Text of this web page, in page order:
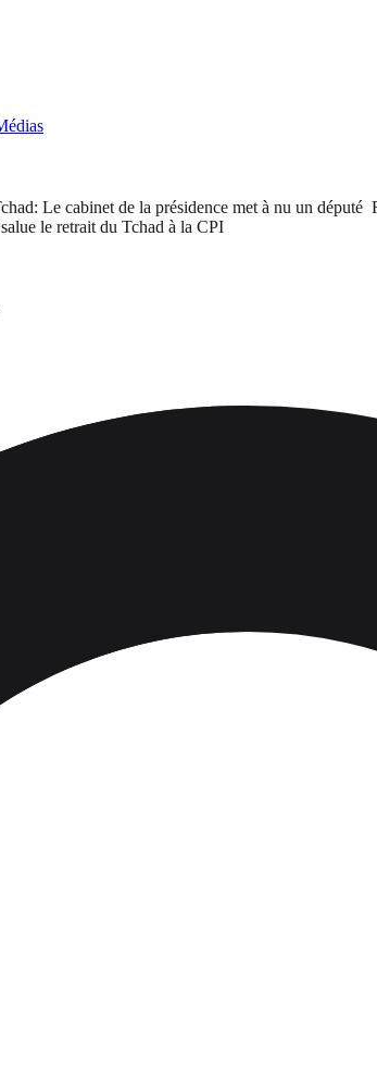
Le cabinet de la présidence met à nu un député
le retrait du Tchad à la CPI